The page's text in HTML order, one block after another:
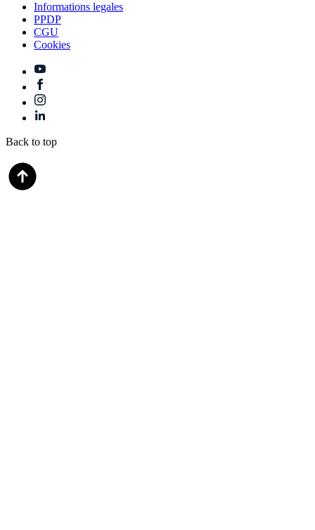
Informations legales
PPDP
CGU
Cookies
Back to top